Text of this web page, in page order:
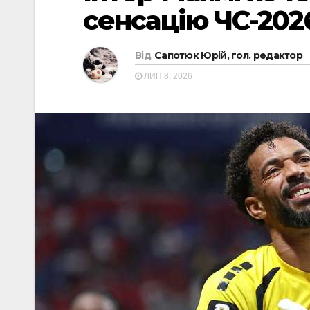
сенсацію ЧС-
Від Сапотюк Юрій, гол. редактор
ЛИП 8, 2026